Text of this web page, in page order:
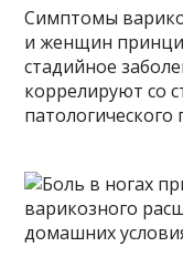
Симптомы
и женщин
стадийное
коррелируют со
патологического